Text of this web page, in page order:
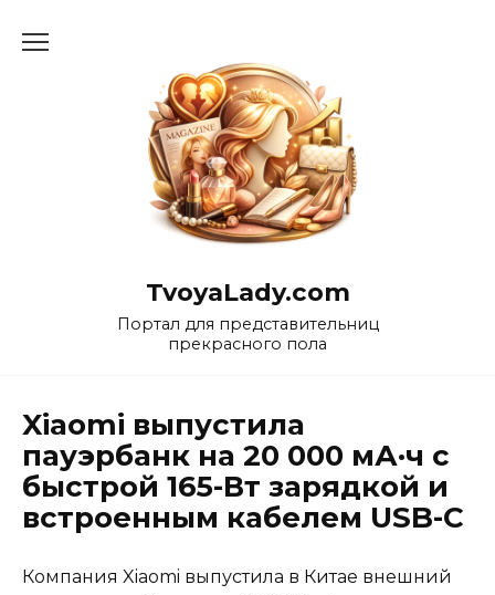
TvoyaLady.com
Портал для представительниц
прекрасного пола
Xiaomi выпустила
пауэрбанк на 20 000 мА·ч с
быстрой 165-Вт зарядкой и
встроенным кабелем USB-C
Компания Xiaomi выпустила в Китае внешний